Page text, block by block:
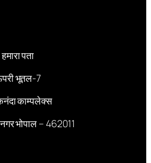
हमारा पता
भूतल-7
काम्पलेक्स
भोपाल – 462011